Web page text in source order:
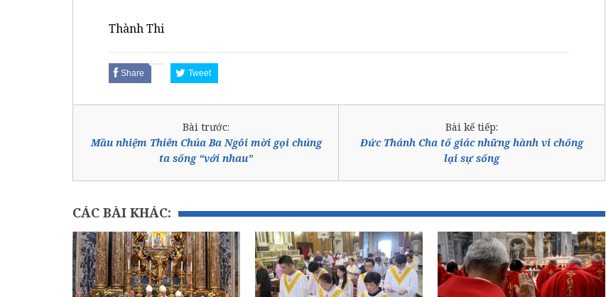
Thành Thi
Share Tweet
Bài trước:
Mầu nhiệm Thiên Chúa Ba Ngôi mời gọi chúng
ta sống “với nhau”
Bài kế tiếp:
Đức Thánh Cha tố giác những hành vi chống
lại sự sống
CÁC BÀI KHÁC: